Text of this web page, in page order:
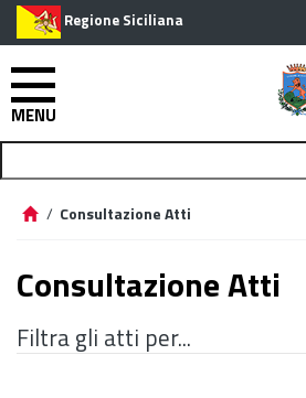
Regione Siciliana
MENU
/ Consultazione Atti
Consultazione Atti
Filtra gli atti per...